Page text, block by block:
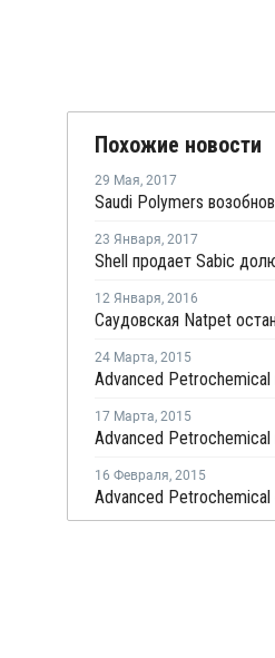
Похожие новости
29 Мая, 2017
23 Января, 2017
12 Января, 2016
24 Марта, 2015
17 Марта, 2015
16 Февраля, 2015